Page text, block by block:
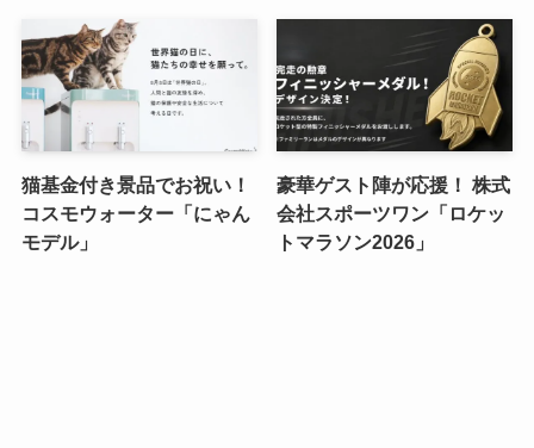
猫基金付き景品でお祝い！
コスモウォーター「にゃん
モデル」
豪華ゲスト陣が応援！ 株式
会社スポーツワン「ロケッ
トマラソン2026」